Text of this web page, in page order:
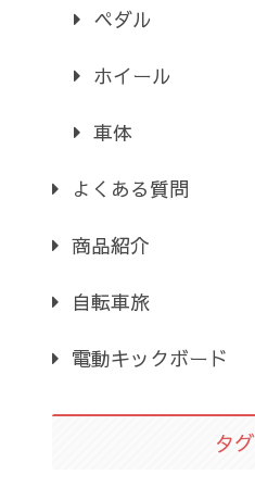
ペダル
ホイール
車体
よくある質問
商品紹介
自転車旅
電動キックボード
タグ